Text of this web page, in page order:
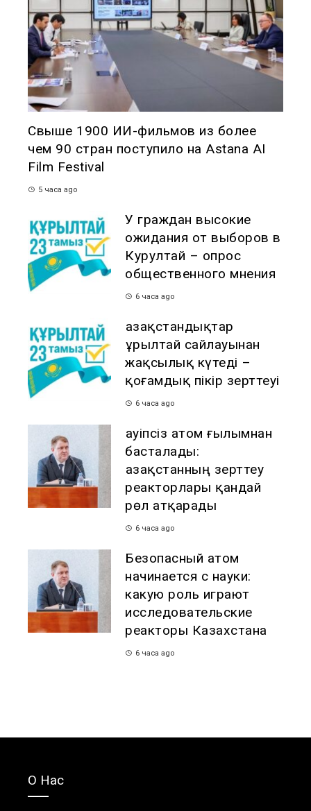
Свыше 1900 ИИ-фильмов из более
чем 90 стран поступило на Astana AI
Film Festival
5 часа ago
У граждан высокие
ожидания от выборов в
Курултай – опрос
общественного мнения
6 часа ago
Қазақстандықтар
Құрылтай сайлауынан
жақсылық күтеді –
қоғамдық пікір зерттеуі
6 часа ago
Қауіпсіз атом ғылымнан
басталады:
Қазақстанның зерттеу
реакторлары қандай
рөл атқарады
6 часа ago
Безопасный атом
начинается с науки:
какую роль играют
исследовательские
реакторы Казахстана
6 часа ago
О Нас